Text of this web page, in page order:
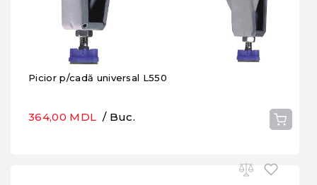
Picior p/cadă universal L550
364,00 MDL / Buc.